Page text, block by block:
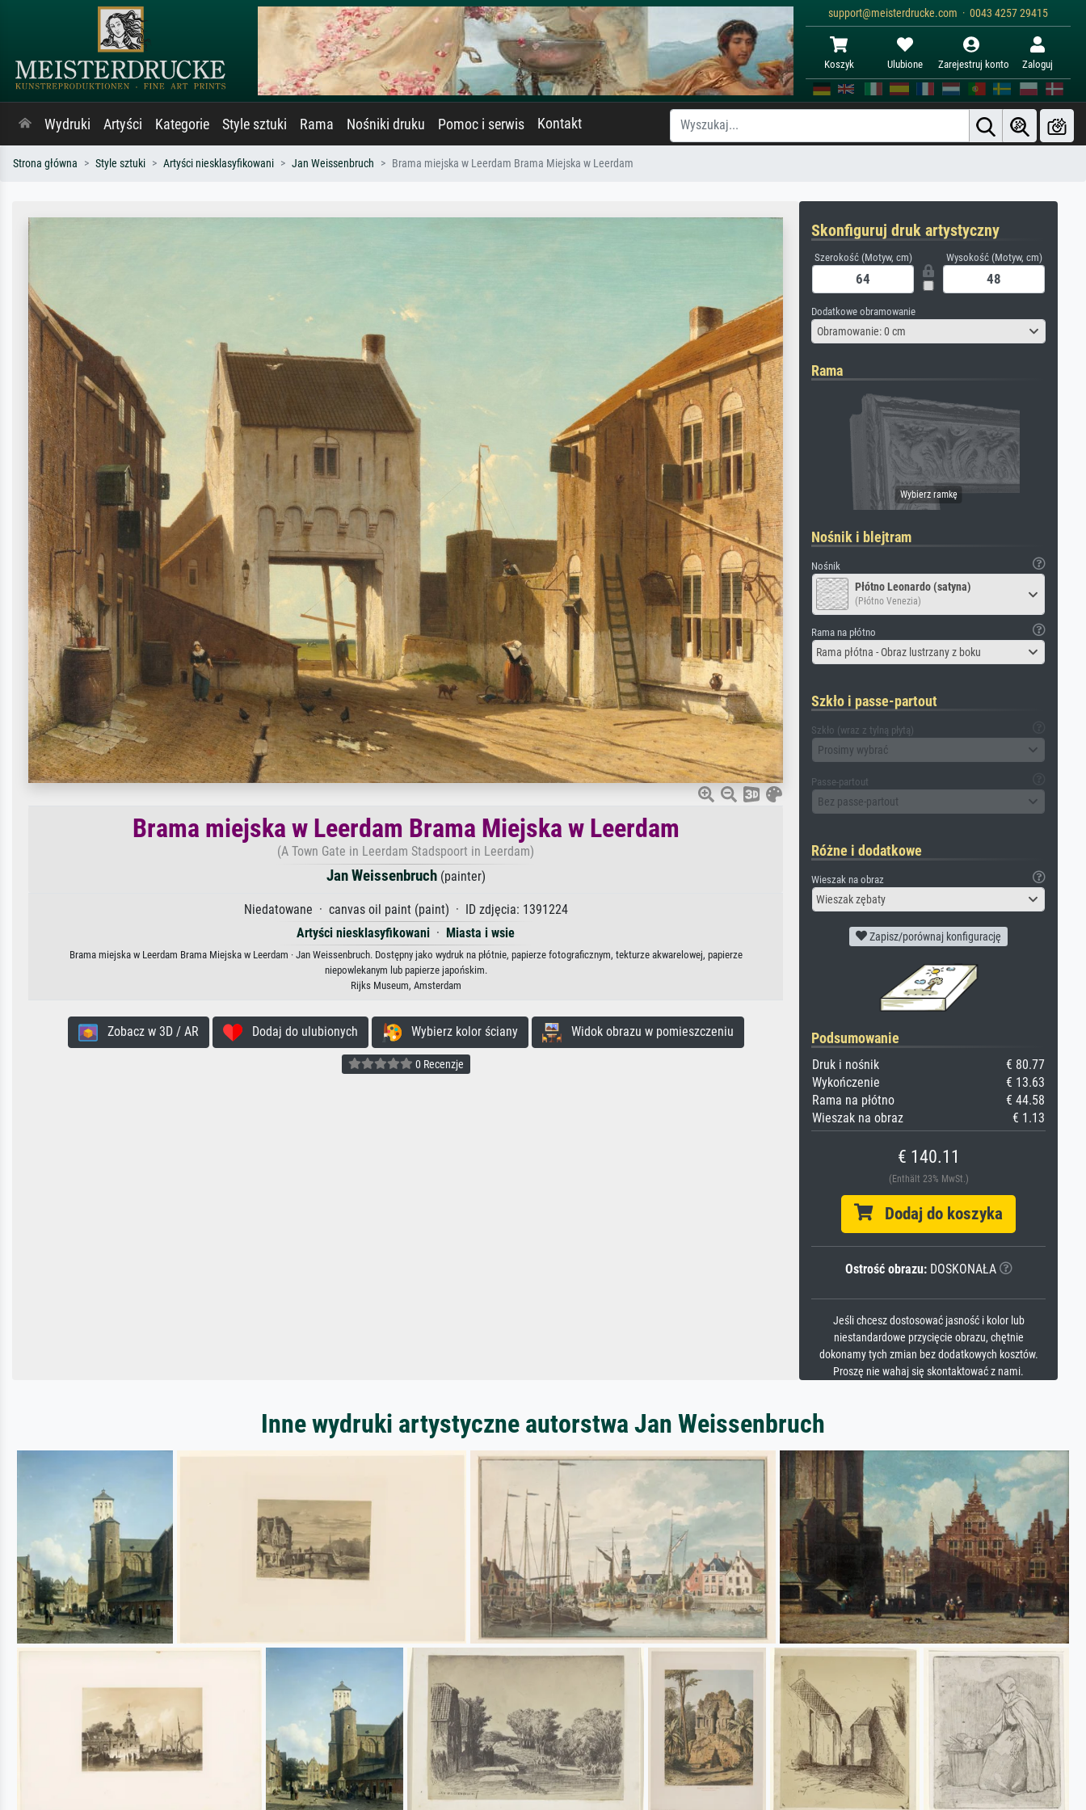
support@meisterdrucke.com · 0043 4257 29415
Koszyk Ulubione Zarejestruj konto Zaloguj
Wydruki Artyści Kategorie Style sztuki Rama Nośniki druku Pomoc i serwis Kontakt
Strona główna Style sztuki Artyści niesklasyfikowani Jan Weissenbruch Brama miejska w Leerdam Brama Miejska w Leerdam
Brama miejska w Leerdam Brama Miejska w Leerdam
(A Town Gate in Leerdam Stadspoort in Leerdam)
Jan Weissenbruch(painter)
Niedatowane · canvas oil paint (paint) · ID zdjęcia: 1391224
Artyści niesklasyfikowani · Miasta i wsie
Brama miejska w Leerdam Brama Miejska w Leerdam · Jan Weissenbruch. Dostępny jako wydruk na płótnie, papierze fotograficznym, tekturze akwarelowej, papierze
niepowlekanym lub papierze japońskim.
Rijks Museum, Amsterdam
Zobacz w 3D / AR Dodaj do ulubionych Wybierz kolor ściany Widok obrazu w pomieszczeniu
0 Recenzje
Skonfiguruj druk artystyczny
Szerokość (Motyw, cm) Wysokość (Motyw, cm)
Dodatkowe obramowanie
Obramowanie: 0 cm
Rama
Nośnik i blejtram
Nośnik
Płótno Leonardo (satyna)
(Płótno Venezia)
Rama na płótno
Rama płótna - Obraz lustrzany z boku
Szkło i passe-partout
Szkło (wraz z tylną płytą)
Prosimy wybrać
Passe-partout
Bez passe-partout
Różne i dodatkowe
Wieszak na obraz
Wieszak zębaty
Zapisz/porównaj konfigurację
Podsumowanie
Druk i nośnik
€ 80.77
Wykończenie
€ 13.63
Rama na płótno
€ 44.58
Wieszak na obraz
€ 1.13
€ 140.11
(Enthält 23% MwSt.)
Dodaj do koszyka
Ostrość obrazu:DOSKONAŁA
Jeśli chcesz dostosować jasność i kolor lub
niestandardowe przycięcie obrazu, chętnie
dokonamy tych zmian bez dodatkowych kosztów.
Proszę nie wahaj się skontaktować z nami.
Inne wydruki artystyczne autorstwa Jan Weissenbruch